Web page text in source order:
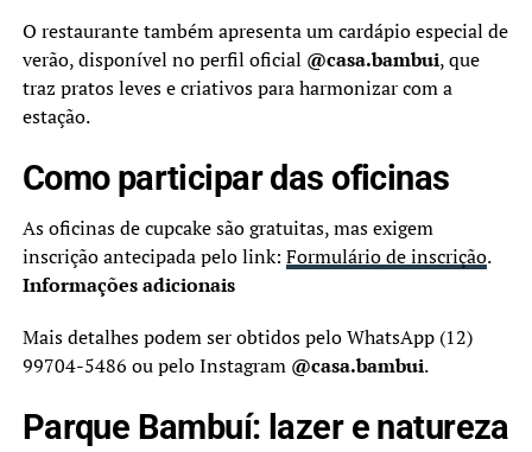
O restaurante também apresenta um cardápio especial de
verão, disponível no perfil oficial @casa.bambui, que
traz pratos leves e criativos para harmonizar com a
estação.
Como participar das oficinas
As oficinas de cupcake são gratuitas, mas exigem
inscrição antecipada pelo link: Formulário de inscrição.
Informações adicionais
Mais detalhes podem ser obtidos pelo WhatsApp (12)
99704-5486 ou pelo Instagram @casa.bambui.
Parque Bambuí: lazer e natureza